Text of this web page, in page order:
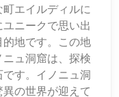
エイルディルに
ニークで思い出
地です。この地
ュ洞窟は、探検
す。イノニュ洞
の世界が迎えて